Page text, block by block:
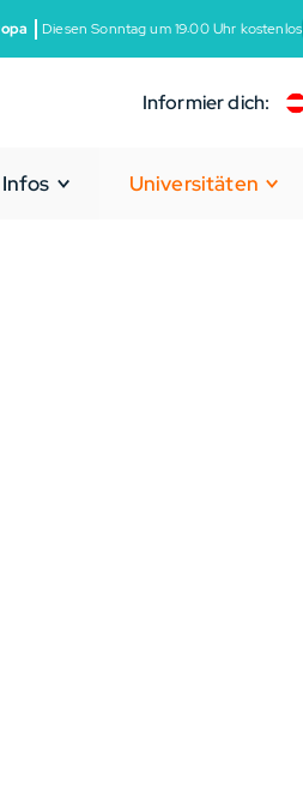
Diesen Sonntag um 19:00 Uhr kostenlos
Informier dich:
Infos Universitäten